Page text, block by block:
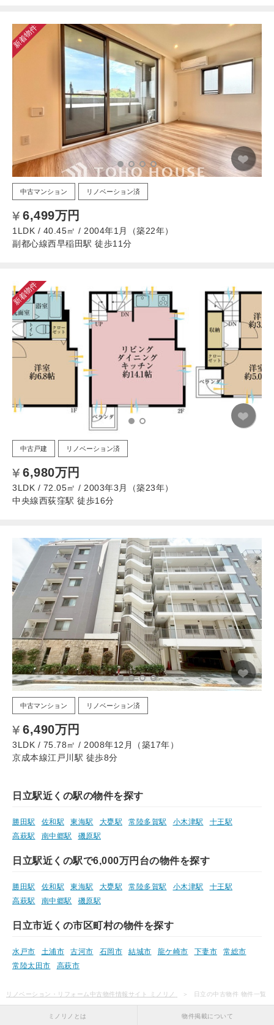
新着物件
中古マンション リノベーション済
6,499万円
1LDK / 40.45㎡ / 2004年1月（築22年）
副都心線西早稲田駅 徒歩11分
新着物件
中古戸建 リノベーション済
6,980万円
3LDK / 72.05㎡ / 2003年3月（築23年）
中央線西荻窪駅 徒歩16分
中古マンション リノベーション済
6,490万円
3LDK / 75.78㎡ / 2008年12月（築17年）
京成本線江戸川駅 徒歩8分
日立駅近くの駅の物件を探す
勝田駅 佐和駅 東海駅 大甕駅 常陸多賀駅 小木津駅
十王駅
高萩駅
南中郷駅 磯原駅
日立駅近くの駅で6,000万円台の物件を探す
勝田駅 佐和駅 東海駅 大甕駅 常陸多賀駅 小木津駅
十王駅
高萩駅
南中郷駅 磯原駅
日立市近くの市区町村の物件を探す
水戸市 土浦市 古河市 石岡市 結城市 龍ケ崎市 下妻市
常総市
常陸太田市
高萩市
リノベーション・リフォーム中古物件情報サイト ミノリノ 日立の中古物件 物件一覧
ミノリノとは 物件掲載について